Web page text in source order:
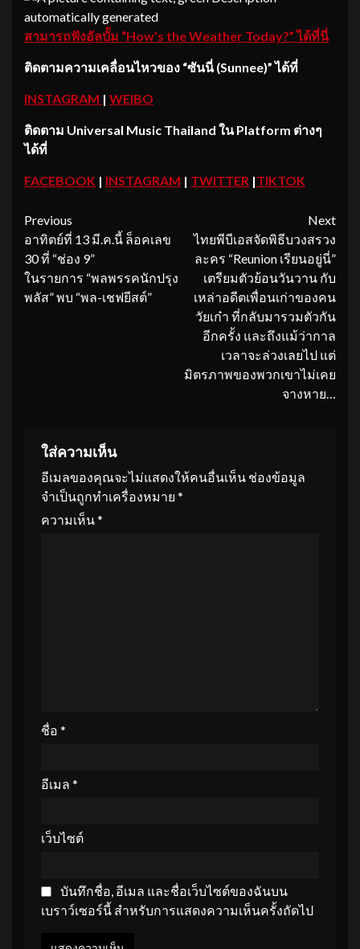
สามารถฟังอัลบั้ม “How’s the Weather Today?”ได้ที่นี่
ติดตามความเคลื่อนไหวของ “ซันนี่ (Sunnee)” ได้ที่
INSTAGRAM | WEIBO
ติดตาม Universal Music Thailand ใน Platform ต่างๆ
ได้ที่
FACEBOOK | INSTAGRAM | TWITTER |TIKTOK
Continue
Reading
Previous
อาทิตย์ที่ 13 มี.ค.นี้ ล็อคเลข
30 ที่ “ช่อง 9”
ในรายการ “พลพรรคนักปรุง
พลัส” พบ “พล-เชฟยีสต์”
Next
ไทยพีบีเอสจัดพิธีบวงสรวง
ละคร “Reunion เรียนอยู่นี่”
เตรียมตัวย้อนวันวาน กับ
เหล่าอดีตเพื่อนเก่าของคน
วัยเก๋า ที่กลับมารวมตัวกัน
อีกครั้ง และถึงแม้ว่ากาล
เวลาจะล่วงเลยไป แต่
มิตรภาพของพวกเขาไม่เคย
จางหาย…
ใส่ความเห็น
อีเมลของคุณจะไม่แสดงให้คนอื่นเห็น ช่องข้อมูล
จำเป็นถูกทำเครื่องหมาย *
ความเห็น*
ชื่อ *
อีเมล *
เว็บไซต์
บันทึกชื่อ, อีเมล และชื่อเว็บไซต์ของฉันบน
เบราว์เซอร์นี้ สำหรับการแสดงความเห็นครั้งถัดไป